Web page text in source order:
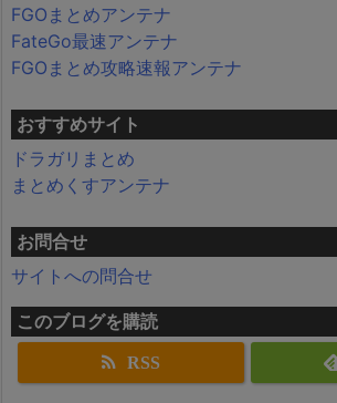
FGOまとめアンテナ
FateGo最速アンテナ
FGOまとめ攻略速報アンテナ
おすすめサイト
ドラガリまとめ
まとめくすアンテナ
お問合せ
サイトへの問合せ
このブログを購読
RSS